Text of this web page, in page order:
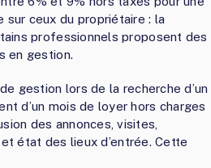
ceux du propriétaire : la
professionnels proposent des
en gestion.
gestion lors de la recherche d’un
d’un mois de loyer hors charges
des annonces, visites,
état des lieux d’entrée. Cette